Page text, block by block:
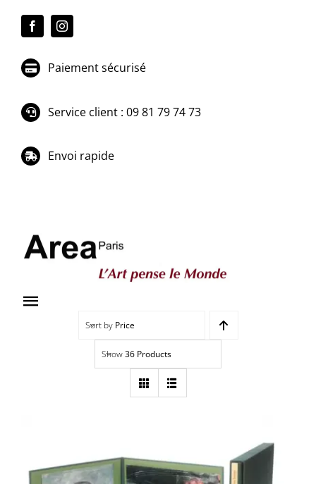
Paiement sécurisé
Service client : 09 81 79 74 73
Envoi rapide
Toggle
Navigation
Éditions
Sort by Price
Show36 Products